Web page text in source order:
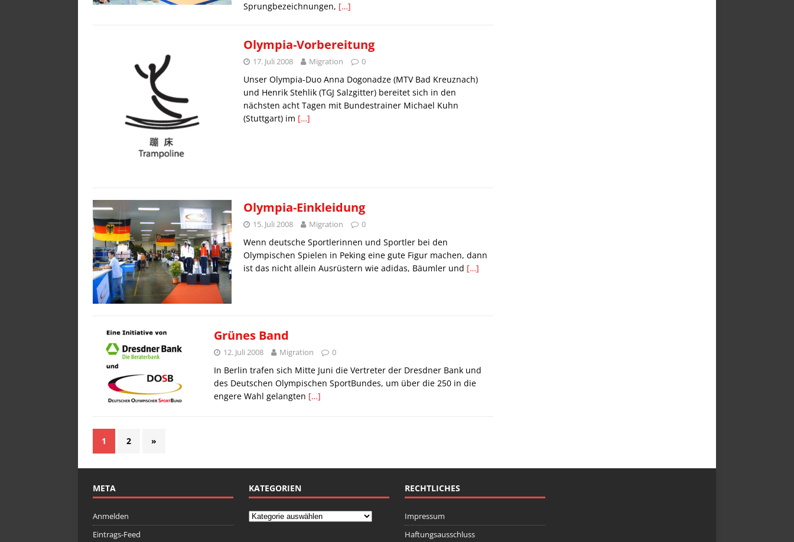
Sprungbezeichnungen, […]
Olympia-Vorbereitung
17. Juli 2008 Migration 0
Unser Olympia-Duo Anna Dogonadze (MTV Bad Kreuznach)
und Henrik Stehlik (TGJ Salzgitter) bereitet sich in den
nächsten acht Tagen mit Bundestrainer Michael Kuhn
(Stuttgart) im […]
Olympia-Einkleidung
15. Juli 2008 Migration 0
Wenn deutsche Sportlerinnen und Sportler bei den
Olympischen Spielen in Peking eine gute Figur machen, dann
ist das nicht allein Ausrüstern wie adidas, Bäumler und […]
Grünes Band
12. Juli 2008 Migration 0
In Berlin trafen sich Mitte Juni die Vertreter der Dresdner Bank und
des Deutschen Olympischen SportBundes, um über die 250 in die
engere Wahl gelangten […]
1 2 »
META
Anmelden
Eintrags-Feed
KATEGORIEN RECHTLICHES
Impressum
Haftungsausschluss